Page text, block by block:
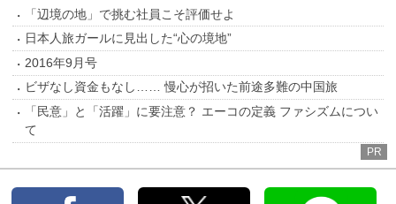
「辺境の地」で挑む社員こそ評価せよ
日本人旅ガールに見出した“心の境地”
2016年9月号
ビザなし資金もなし…… 慢心が招いた前途多難の中国旅
「民意」と「活躍」に要注意？ エーコの定義 ファシズムについ
て
PR